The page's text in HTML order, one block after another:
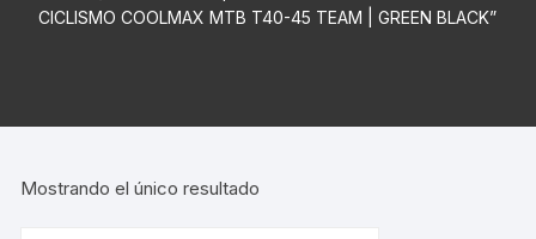
CICLISMO COOLMAX MTB T40-45 TEAM | GREEN BLACK”
Mostrando el único resultado